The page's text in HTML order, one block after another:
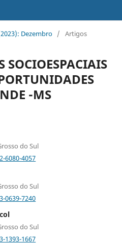
Dezembro / Artigos
SOCIOESPACIAIS
-MS
do Sul
6080-4057
do Sul
0639-7240
do Sul
1393-1667